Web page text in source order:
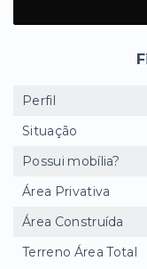
Perfil
Situação
Possui mobília?
Área Privativa
Área Construída
Terreno Área Total